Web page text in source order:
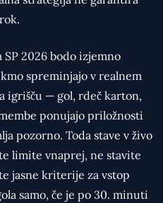
SP 2026 bodo izjemno
spreminjajo v realnem
igrišču — gol, rdeč karton,
ponujajo priložnosti
pozorno. Toda stave v živo
limite vnaprej, ne stavite
jasne kriterije za vstop
samo, če je po 30. minuti